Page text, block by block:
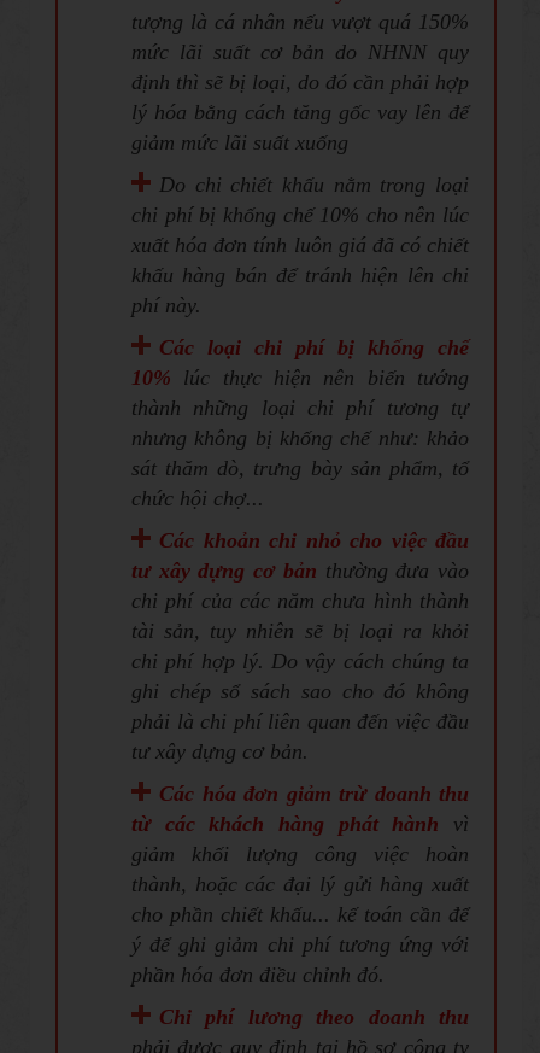
tượng là cá nhân nếu vượt quá 150%
mức lãi suất cơ bản do NHNN quy
định thì sẽ bị loại, do đó cần phải hợp
lý hóa bằng cách tăng gốc vay lên để
giảm mức lãi suất xuống
Do chi chiết khấu nằm trong loại
chi phí bị khống chế 10% cho nên lúc
xuất hóa đơn tính luôn giá đã có chiết
khấu hàng bán để tránh hiện lên chi
phí này.
Các loại chi phí bị khống chế
10% lúc thực hiện nên biến tướng
thành những loại chi phí tương tự
nhưng không bị khống chế như: khảo
sát thăm dò, trưng bày sản phẩm, tổ
chức hội chợ...
Các khoản chi nhỏ cho việc đầu
tư xây dựng cơ bản thường đưa vào
chi phí của các năm chưa hình thành
tài sản, tuy nhiên sẽ bị loại ra khỏi
chi phí hợp lý. Do vậy cách chúng ta
ghi chép sổ sách sao cho đó không
phải là chi phí liên quan đến việc đầu
tư xây dựng cơ bản.
Các hóa đơn giảm trừ doanh thu
từ các khách hàng phát hành vì
giảm khối lượng công việc hoàn
thành, hoặc các đại lý gửi hàng xuất
cho phần chiết khấu... kế toán cần để
ý để ghi giảm chi phí tương ứng với
phần hóa đơn điều chỉnh đó.
Chi phí lương theo doanh thu
phải được quy định tại hồ sơ công ty